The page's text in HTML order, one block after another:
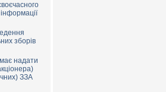
зборів
надати
ЗЗА